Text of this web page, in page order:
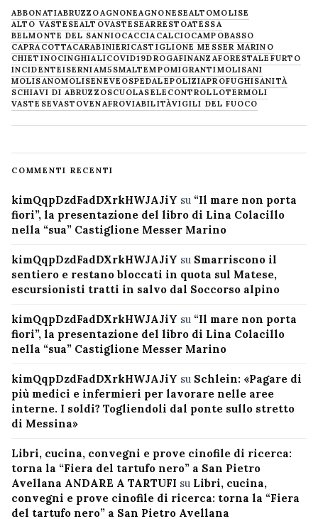
ABBONATIABRUZZOAGNONEAGNONESEALTOMOLISE
ALTO VASTESEALTOVASTESEARRESTOATESSA
BELMONTE DEL SANNIOCACCIACALCIOCAMPOBASSO
CAPRACOTTACARABINIERICASTIGLIONE MESSER MARINO
CHIETINOCINGHIALICOVID19DROGAFINANZAFORESTALE FURTO
INCIDENTEISERNIAM5SMALTEMPOMIGRANTIMOLISANI
MOLISANOMOLISENEVE OSPEDALEPOLIZIAPROFUGHISANITÀ
SCHIAVI DI ABRUZZOSCUOLASELECONTROLLOTERMOLI
VASTESEVASTOVENAFROVIABILITÀVIGILI DEL FUOCO
COMMENTI RECENTI
kimQqpDzdFadDXrkHWJAJiY su “Il mare non porta
fiori”, la presentazione del libro di Lina Colacillo
nella “sua” Castiglione Messer Marino
kimQqpDzdFadDXrkHWJAJiY su Smarriscono il
sentiero e restano bloccati in quota sul Matese,
escursionisti tratti in salvo dal Soccorso alpino
kimQqpDzdFadDXrkHWJAJiY su “Il mare non porta
fiori”, la presentazione del libro di Lina Colacillo
nella “sua” Castiglione Messer Marino
kimQqpDzdFadDXrkHWJAJiY su Schlein: «Pagare di
più medici e infermieri per lavorare nelle aree
interne. I soldi? Togliendoli dal ponte sullo stretto
di Messina»
Libri, cucina, convegni e prove cinofile di ricerca:
torna la “Fiera del tartufo nero” a San Pietro
Avellana ANDARE A TARTUFI su Libri, cucina,
convegni e prove cinofile di ricerca: torna la “Fiera
del tartufo nero” a San Pietro Avellana